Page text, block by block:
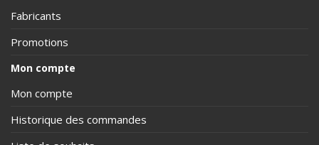
Fabricants
Promotions
Mon compte
Mon compte
Historique des commandes